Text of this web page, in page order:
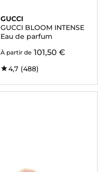
GUCCI
GUCCI BLOOM INTENSE
Eau de parfum
À partir de 101,50 €
4,7 (488)